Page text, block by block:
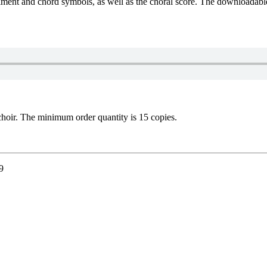
The minimum order quantity is 15 copies.